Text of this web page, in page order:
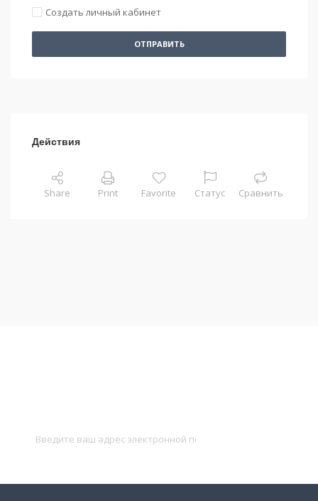
Создать личный кабинет
ОТПРАВИТЬ
Действия
Share Print Favorite Статус Сравнить